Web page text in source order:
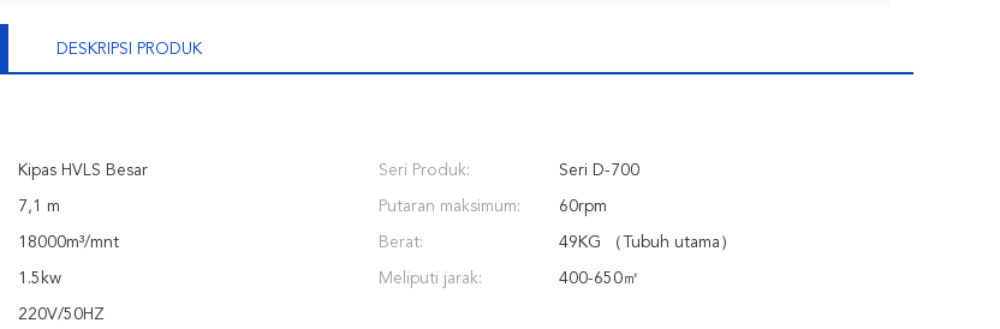
DESKRIPSI PRODUK
Kipas HVLS Besar Seri Produk: Seri D-700
7,1 m Putaran maksimum: 60rpm
18000m³/mnt Berat: 49KG （Tubuh utama）
1.5kw Meliputi jarak: 400-650㎡
220V/50HZ